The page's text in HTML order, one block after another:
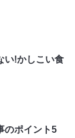
い!かしこい食
のポイント5